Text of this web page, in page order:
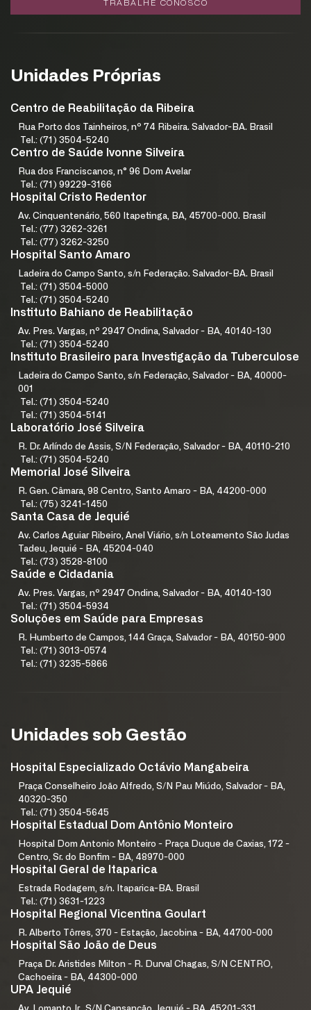
TRABALHE CONOSCO
Unidades Próprias
Centro de Reabilitação da Ribeira
Rua Porto dos Tainheiros, nº 74 Ribeira. Salvador-BA. Brasil
Tel.: (71) 3504-5240
Centro de Saúde Ivonne Silveira
Rua dos Franciscanos, n° 96 Dom Avelar
Tel.: (71) 99229-3166
Hospital Cristo Redentor
Av. Cinquentenário, 560 Itapetinga, BA, 45700-000. Brasil
Tel.: (77) 3262-3261
Tel.: (77) 3262-3250
Hospital Santo Amaro
Ladeira do Campo Santo, s/n Federação. Salvador-BA. Brasil
Tel.: (71) 3504-5000
Tel.: (71) 3504-5240
Instituto Bahiano de Reabilitação
Av. Pres. Vargas, nº 2947 Ondina, Salvador - BA, 40140-130
Tel.: (71) 3504-5240
Instituto Brasileiro para Investigação da Tuberculose
Ladeira do Campo Santo, s/n Federação, Salvador - BA, 40000-
001
Tel.: (71) 3504-5240
Tel.: (71) 3504-5141
Laboratório José Silveira
R. Dr. Arlíndo de Assis, S/N Federação, Salvador - BA, 40110-210
Tel.: (71) 3504-5240
Memorial José Silveira
R. Gen. Câmara, 98 Centro, Santo Amaro - BA, 44200-000
Tel.: (75) 3241-1450
Santa Casa de Jequié
Av. Carlos Aguiar Ribeiro, Anel Viário, s/n Loteamento São Judas
Tadeu, Jequié - BA, 45204-040
Tel.: (73) 3528-8100
Saúde e Cidadania
Av. Pres. Vargas, nº 2947 Ondina, Salvador - BA, 40140-130
Tel.: (71) 3504-5934
Soluções em Saúde para Empresas
R. Humberto de Campos, 144 Graça, Salvador - BA, 40150-900
Tel.: (71) 3013-0574
Tel.: (71) 3235-5866
Unidades sob Gestão
Hospital Especializado Octávio Mangabeira
Praça Conselheiro João Alfredo, S/N Pau Miúdo, Salvador - BA,
40320-350
Tel.: (71) 3504-5645
Hospital Estadual Dom Antônio Monteiro
Hospital Dom Antonio Monteiro - Praça Duque de Caxias, 172 -
Centro, Sr. do Bonfim - BA, 48970-000
Hospital Geral de Itaparica
Estrada Rodagem, s/n. Itaparica-BA. Brasil
Tel.: (71) 3631-1223
Hospital Regional Vicentina Goulart
R. Alberto Tôrres, 370 - Estação, Jacobina - BA, 44700-000
Hospital São João de Deus
Praça Dr. Aristides Milton - R. Durval Chagas, S/N CENTRO,
Cachoeira - BA, 44300-000
UPA Jequié